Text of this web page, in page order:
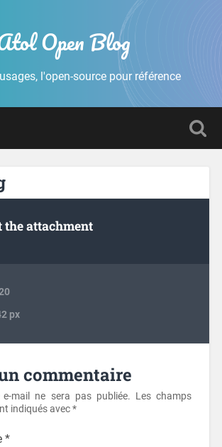
Open Blog
l'open-source pour référence
the attachment
px
commentaire
mail ne sera pas publiée. Les champs
indiqués avec*
*